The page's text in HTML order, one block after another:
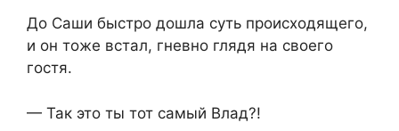
До Саши быстро дошла суть происходящего,
и он тоже встал, гневно глядя на своего
гостя.
— Так это ты тот самый Влад?!